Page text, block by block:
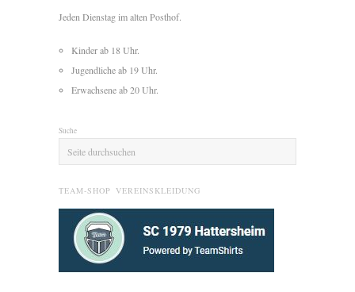
Jeden Dienstag im alten Posthof.
Kinder ab 18 Uhr.
Jugendliche ab 19 Uhr.
Erwachsene ab 20 Uhr.
Suche
TEAM-SHOP VEREINSKLEIDUNG